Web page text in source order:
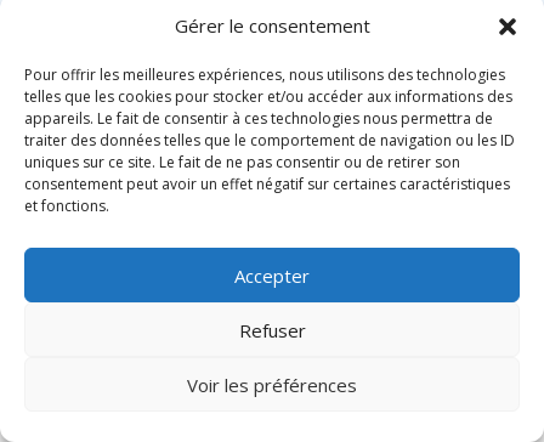
Gérer le consentement
Pour offrir les meilleures expériences, nous utilisons des technologies
telles que les cookies pour stocker et/ou accéder aux informations des
appareils. Le fait de consentir à ces technologies nous permettra de
traiter des données telles que le comportement de navigation ou les ID
uniques sur ce site. Le fait de ne pas consentir ou de retirer son
consentement peut avoir un effet négatif sur certaines caractéristiques
et fonctions.
Accepter
Refuser
Voir les préférences
POUR CONSULTER
NOTRE CERTIFICAT
ANYU ©2025
Mentions légales–Conditions générales d’utilisation–